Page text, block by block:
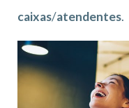
caixas/atendentes.